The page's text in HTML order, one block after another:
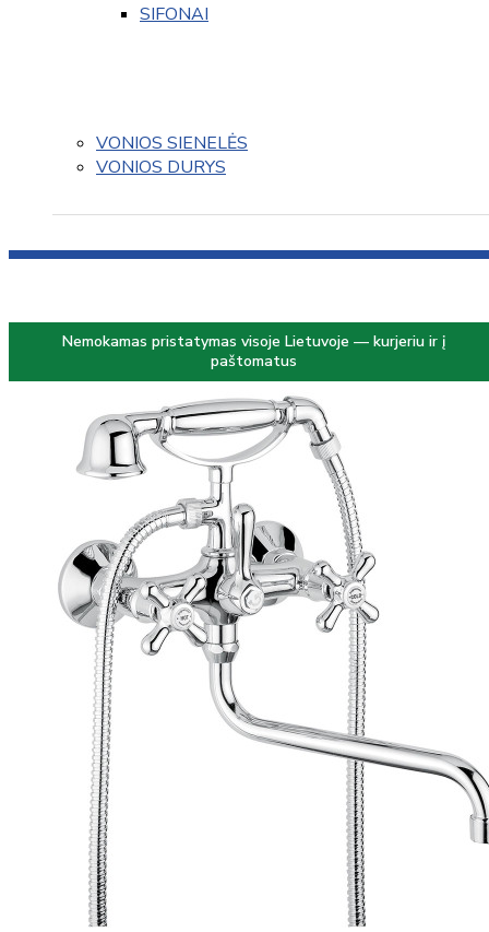
SIFONAI
VONIOS SIENELĖS
VONIOS DURYS
Nemokamas pristatymas visoje Lietuvoje — kurjeriu ir į
paštomatus